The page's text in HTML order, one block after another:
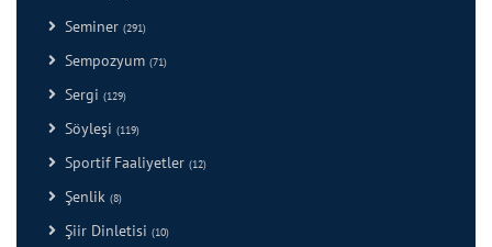
Seminer (291)
Sempozyum (71)
Sergi (129)
Söyleşi (119)
Sportif Faaliyetler (12)
Şenlik (8)
Şiir Dinletisi (10)